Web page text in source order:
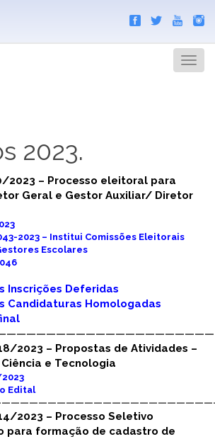
Menu
2023.
2023 – Processo eleitoral para
Geral e Gestor Auxiliar/ Diretor
2023 – Institui Comissões Eleitorais
Escolares
Inscrições Deferidas
Candidaturas Homologadas
2023 – Propostas de Atividades –
e Tecnologia
Edital
2023 – Processo Seletivo
para formação de cadastro de